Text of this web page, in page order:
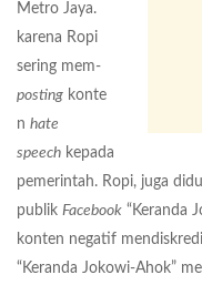
Metro Jaya.
karena Ropi
sering mem-
posting konte
n hate
speech kepada
pemerintah. Ropi, juga
publik Facebook “Keranda
konten negatif
“Keranda Jokowi-Ahok”